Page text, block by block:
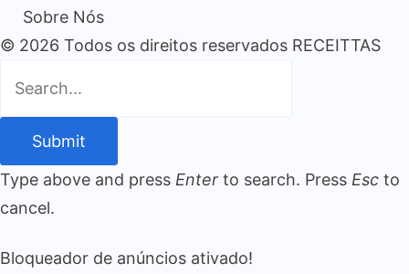
Sobre Nós
© 2026 Todos os direitos reservados RECEITTAS
Submit
Type above and press Enter to search. Press Esc to
cancel.
Bloqueador de anúncios ativado!